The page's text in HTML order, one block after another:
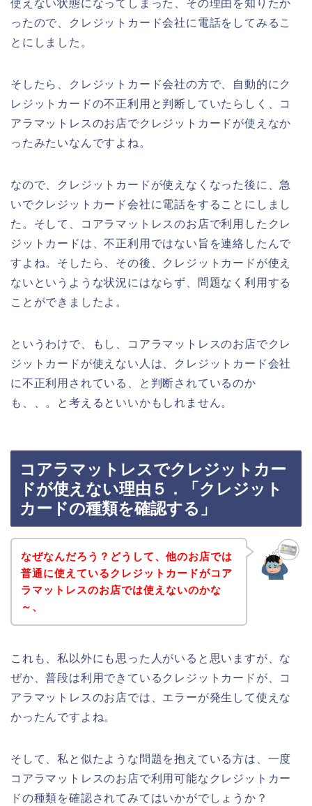
使えない状態になってしまった、その理由を知りたか
ったので、クレジットカード会社に電話をしてみるこ
とにしました。
そしたら、クレジットカード会社の方で、自動的にク
レジットカードの不正利用と判断していたらしく、コ
アラマットレスのお店でクレジットカードが使えなか
ったみたいなんですよね。
なので、クレジットカードが使えなくなった後に、急
いでクレジットカード会社に電話をすることにしまし
た。そして、コアラマットレスのお店で利用したクレ
ジットカードは、不正利用ではない旨を連絡したんで
すよね。そしたら、その後、クレジットカードが使え
ないというような状況にはならず、問題なく利用する
ことができましたよ。
というわけで、もし、コアラマットレスのお店でクレ
ジットカードが使えない人は、クレジットカード会社
に不正利用されている、と判断されているのか
も、、。と考えるといいかもしれません。
コアラマットレスでクレジットカー
ドが使えない理由５．「クレジット
カードの種類を確認する」
なぜなんだろう？どうして、他のお店では
普通に使えているクレジットカードがコア
ラマットレスのお店では使えないのかな
～、
これも、私以外にも思った人がいると思いますが、な
ぜか、普段は利用できているクレジットカードが、コ
アラマットレスのお店では、エラーが発生して使えな
かったんですよね。
そして、私と似たような問題を抱えている方は、一度
コアラマットレスのお店で利用可能なクレジットカー
ドの種類を確認されてみてはいかがでしょうか？